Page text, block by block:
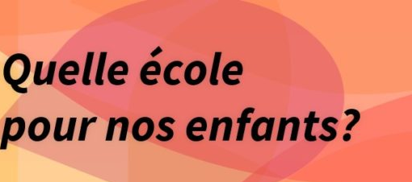
Indépendante
1981
Arago-Saint Exupéry